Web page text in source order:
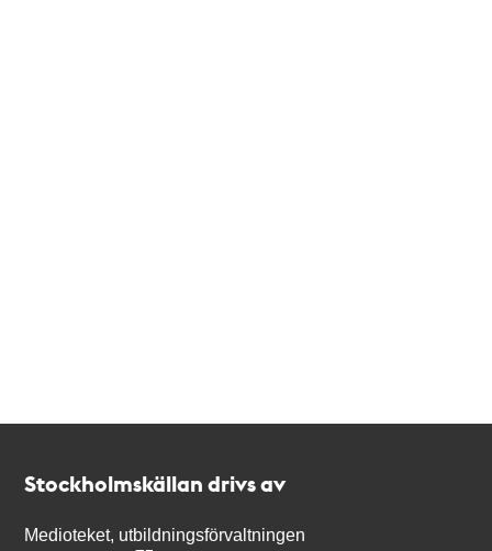
Stockholmskällan drivs av
Medioteket, utbildningsförvaltningen